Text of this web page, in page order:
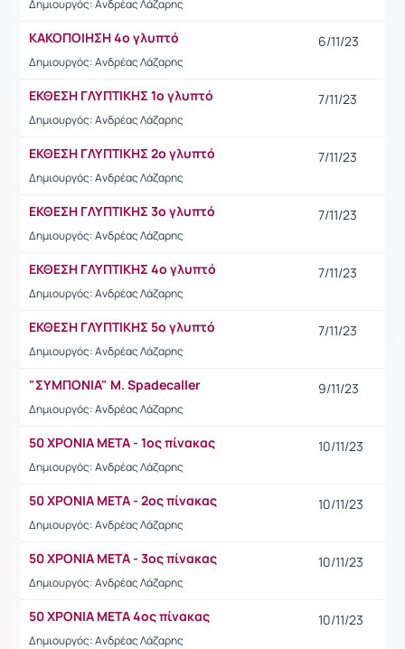
Δημιουργός: Ανδρέας Λάζαρης
ΚΑΚΟΠΟΙΗΣΗ 4ο γλυπτό
Δημιουργός: Ανδρέας Λάζαρης
6/11/23
ΕΚΘΕΣΗ ΓΛΥΠΤΙΚΗΣ 1ο γλυπτό
Δημιουργός: Ανδρέας Λάζαρης
7/11/23
ΕΚΘΕΣΗ ΓΛΥΠΤΙΚΗΣ 2ο γλυπτό
Δημιουργός: Ανδρέας Λάζαρης
7/11/23
ΕΚΘΕΣΗ ΓΛΥΠΤΙΚΗΣ 3ο γλυπτό
Δημιουργός: Ανδρέας Λάζαρης
7/11/23
ΕΚΘΕΣΗ ΓΛΥΠΤΙΚΗΣ 4ο γλυπτό
Δημιουργός: Ανδρέας Λάζαρης
7/11/23
ΕΚΘΕΣΗ ΓΛΥΠΤΙΚΗΣ 5ο γλυπτό
Δημιουργός: Ανδρέας Λάζαρης
7/11/23
"ΣΥΜΠΟΝΙΑ" Μ. Spadecaller
Δημιουργός: Ανδρέας Λάζαρης
9/11/23
50 ΧΡΟΝΙΑ ΜΕΤΑ - 1ος πίνακας
Δημιουργός: Ανδρέας Λάζαρης
10/11/23
50 ΧΡΟΝΙΑ ΜΕΤΑ - 2ος πίνακας
Δημιουργός: Ανδρέας Λάζαρης
10/11/23
50 ΧΡΟΝΙΑ ΜΕΤΑ - 3ος πίνακας
Δημιουργός: Ανδρέας Λάζαρης
10/11/23
50 ΧΡΟΝΙΑ ΜΕΤΑ 4ος πίνακας
Δημιουργός: Ανδρέας Λάζαρης
10/11/23